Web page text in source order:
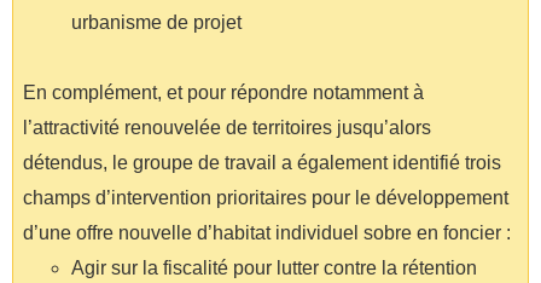
urbanisme de projet
En complément, et pour répondre notamment à
l’attractivité renouvelée de territoires jusqu’alors
détendus, le groupe de travail a également identifié trois
champs d’intervention prioritaires pour le développement
d’une offre nouvelle d’habitat individuel sobre en foncier :
Agir sur la fiscalité pour lutter contre la rétention